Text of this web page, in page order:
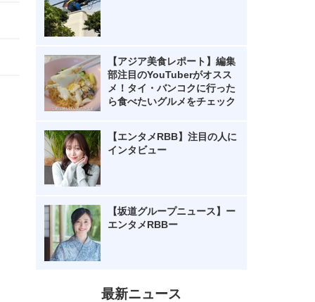
【アジア美食レポート】編集
部注目のYouTuberがオスス
メ！タイ・バンコクに行った
ら食べたいグルメをチェック
【エンタメRBB】注目の人に
インタビュー
【坂道グループニュース】ー
エンタメRBBー
最新ニュース